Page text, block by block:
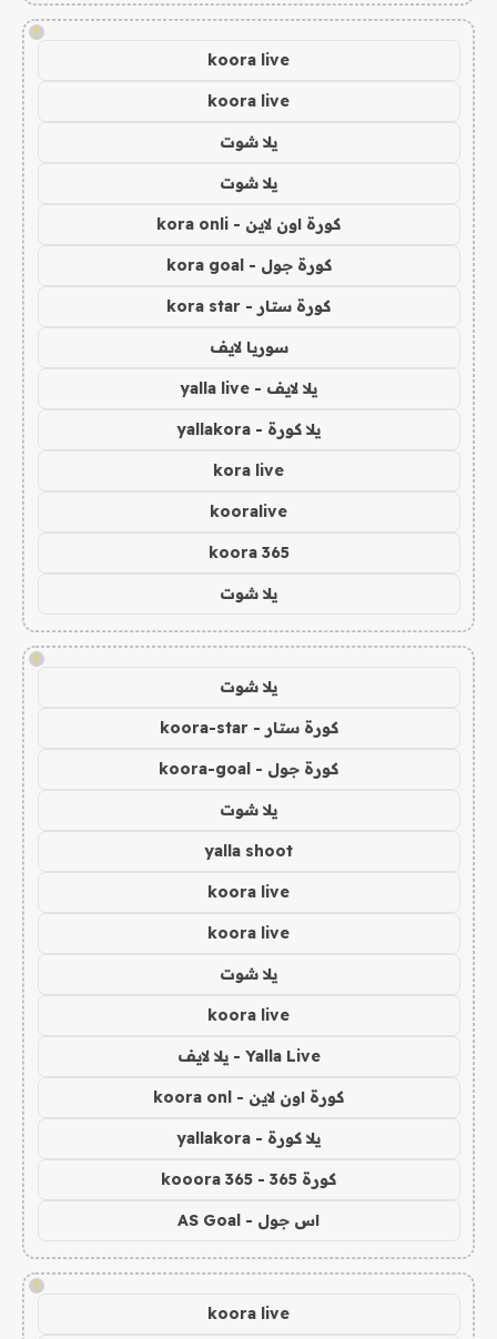
!
koora live
koora live
يلا شوت
يلا شوت
كورة اون لاين - kora onli
كورة جول - kora goal
كورة ستار - kora star
سوريا لايف
يلا لايف - yalla live
يلا كورة - yallakora
kora live
kooralive
koora 365
يلا شوت
!
يلا شوت
كورة ستار - koora-star
كورة جول - koora-goal
يلا شوت
yalla shoot
koora live
koora live
يلا شوت
koora live
Yalla Live - يلا لايف
كورة اون لاين - koora onl
يلا كورة - yallakora
كورة 365 - kooora 365
اس جول - AS Goal
!
koora live